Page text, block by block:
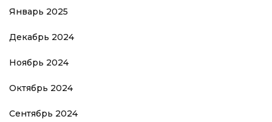
Январь 2025
Декабрь 2024
Ноябрь 2024
Октябрь 2024
Сентябрь 2024